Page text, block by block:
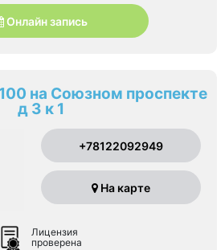
Онлайн запись
на Союзном проспекте
д 3 к 1
+78122092949
На карте
Лицензия
проверена